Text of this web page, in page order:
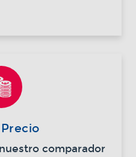
comparador